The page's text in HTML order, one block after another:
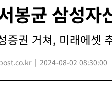
균 삼성자
증권 거쳐, 미래에셋
2024-08-02 08:30:00